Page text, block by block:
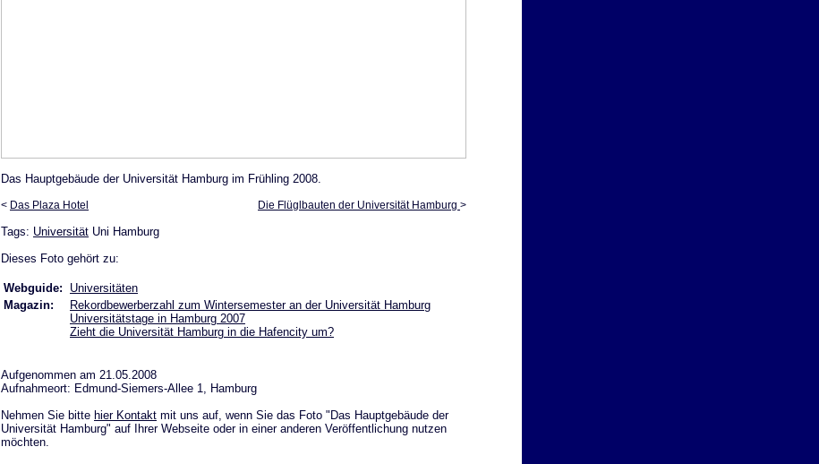
Das Hauptgebäude der Universität Hamburg im Frühling 2008.
< Das Plaza Hotel Die Flüglbauten der Universität Hamburg >
Tags: Universität Uni Hamburg
Dieses Foto gehört zu:
Webguide:
Universitäten
Magazin:
Rekordbewerberzahl zum Wintersemester an der Universität Hamburg
Universitätstage in Hamburg 2007
Zieht die Universität Hamburg in die Hafencity um?
Aufgenommen am 21.05.2008
Aufnahmeort: Edmund-Siemers-Allee 1, Hamburg
Nehmen Sie bitte hier Kontakt mit uns auf, wenn Sie das Foto "Das Hauptgebäude der
Universität Hamburg" auf Ihrer Webseite oder in einer anderen Veröffentlichung nutzen
möchten.